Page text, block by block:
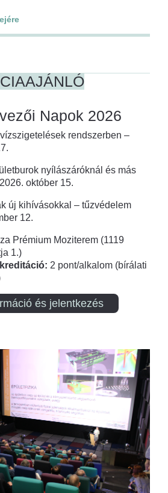
Napok 2026
rendszerben –
nyílászáróknál és más
október 15.
új kihívásokkal – tűzvédelem
12.
Prémium Moziterem (1119
1.)
2 pont/alkalom (bírálati
és jelentkezés